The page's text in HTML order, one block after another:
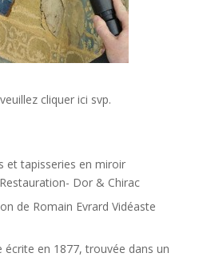
et tapisseries en miroir
Dor & Chirac
de Romain Evrard Vidéaste
en 1877, trouvée dans un